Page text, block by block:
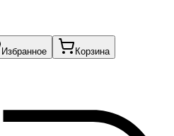
Избранное Корзина